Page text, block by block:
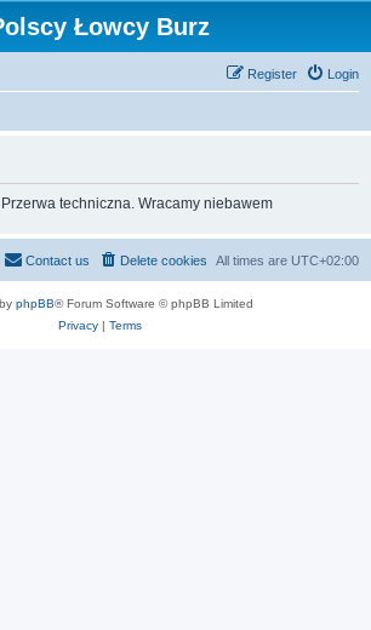
Łowcy Burz
Login
Register
techniczna. Wracamy niebawem
All times are UTC+02:00
Delete cookies
Contact us
phpBB® Forum Software © phpBB Limited
Privacy| Terms